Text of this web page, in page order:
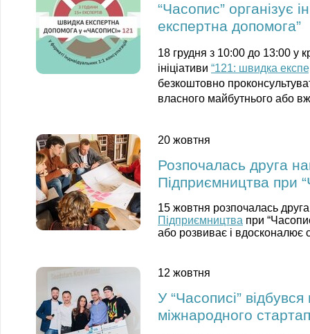
“Часопис” організує
експертна допомога”
18 грудня з 10:00 до 13:00 у
ініціативи “121: швидка
безкоштовно
власного майбутнього або
20 жовтня
Розпочалась друга
Підприємництва при
15 жовтня розпочалась
Підприємництва при
або розвиває і вдосконалює
12 жовтня
У “Часописі”
міжнародного